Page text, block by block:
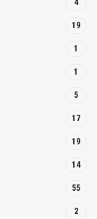
4
19
1
1
5
17
19
14
55
2